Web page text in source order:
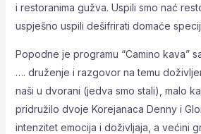
i restoranima gužva. Uspili smo nać
uspješno uspili dešifrirati domaće
Popodne je programu “Camino kava”
…. druženje i razgovor na temu
naši u dvorani (jedva smo stali), malo
pridružilo dvoje Korejanaca Denny i
intenzitet emocija i doživljaja, a većini